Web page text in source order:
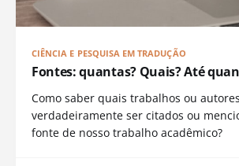
CIÊNCIA E PESQUISA EM TRADUÇÃO
Fontes: quantas? Quais? Até
Como saber quais trabalhos ou
verdadeiramente ser citados ou
fonte de nosso trabalho acadêmico?